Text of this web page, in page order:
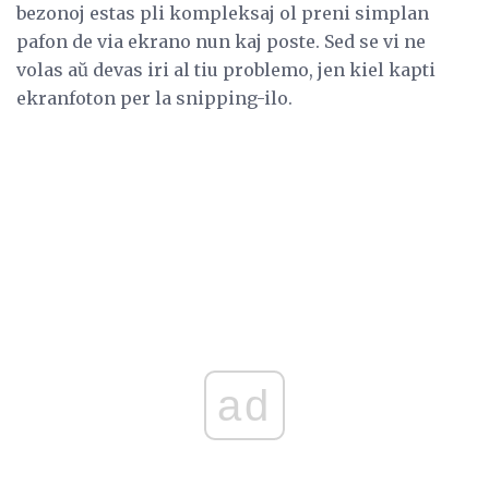
bezonoj estas pli kompleksaj ol preni simplan
pafon de via ekrano nun kaj poste. Sed se vi ne
volas aŭ devas iri al tiu problemo, jen kiel kapti
ekranfoton per la snipping-ilo.
ad